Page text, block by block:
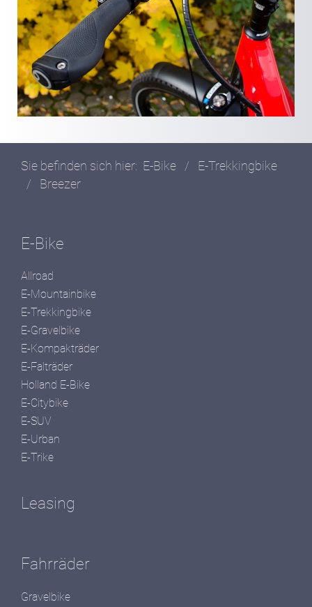
Sie befinden sich hier: E-Bike /
E-Trekkingbike
/
Breezer
E-Bike
Allroad
E-Mountainbike
E-Trekkingbike
E-Gravelbike
E-Kompakträder
E-Falträder
Holland E-Bike
E-Citybike
E-SUV
E-Urban
E-Trike
Leasing
Fahrräder
Gravelbike